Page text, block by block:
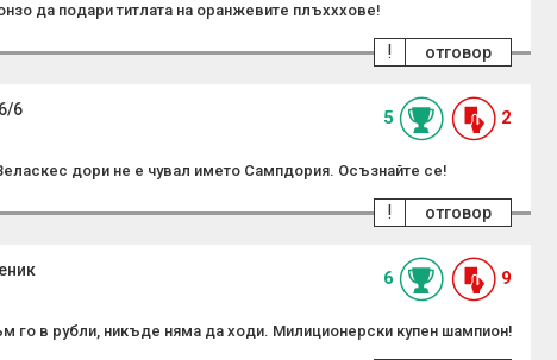
да подари титлата на оранжевите плъхххове!
отговор
!
6 5 2
дори не е чувал името Сампдория. Осъзнайте се!
отговор
!
6 9
го в рубли, никъде няма да ходи. Милиционерски купен шампион!